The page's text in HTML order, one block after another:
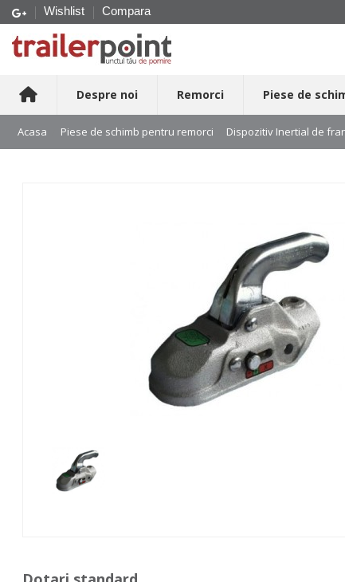
Wishlist Compara
Despre noi Remorci Piese de
Acasa Piese de schimb pentru remorci Dispozitiv Inertial de